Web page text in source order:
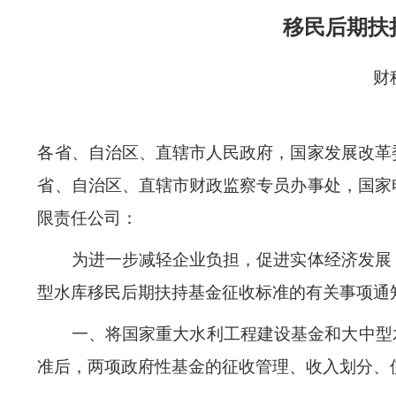
移民后期扶
财
各省、自治区、直辖市人民政府，国家发展改
省、自治区、直辖市财政监察专员办事处，国
限责任公司：
为进一步减轻企业负担，促进实体经济发展
型水库移民后期扶持基金征收标准的有关事项通
一、将国家重大水利工程建设基金和大中型
准后，两项政府性基金的征收管理、收入划分